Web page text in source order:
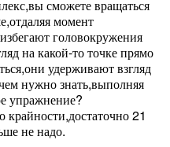
сможете вращаться
момент
головокружения
на какой-то точке прямо
удерживают взгляд
нужно знать,выполняя
упражнение?
21
не надо.